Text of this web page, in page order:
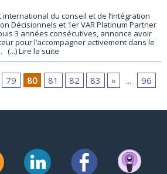
du conseil et de l’intégration
Décisionnels et 1er VAR Platinum Partner
3 années consécutives, annonce avoir
pour l’accompagner activement dans le
(...) Lire la suite
79 80 81 82 83 » ... 96